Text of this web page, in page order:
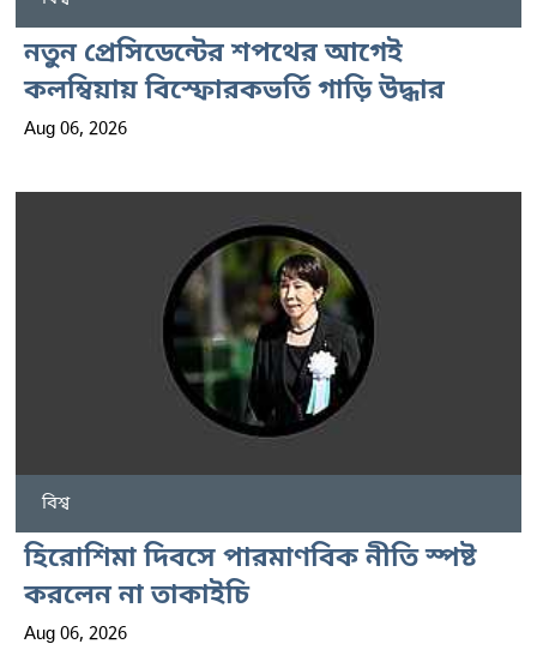
নতুন প্রেসিডেন্টের শপথের আগেই
কলম্বিয়ায় বিস্ফোরকভর্তি গাড়ি উদ্ধার
Aug 06, 2026
বিশ্ব
হিরোশিমা দিবসে পারমাণবিক নীতি স্পষ্ট
করলেন না তাকাইচি
Aug 06, 2026